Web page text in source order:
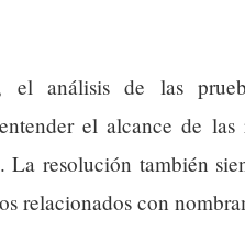
análisis de las
el alcance de
La resolución también
relacionados con